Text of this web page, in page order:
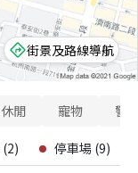
街景及路線導航
休閒 寵物 警
(2) 停車場 (9)